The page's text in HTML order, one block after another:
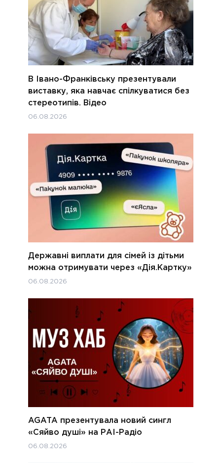
В Івано-Франківську презентували
виставку, яка навчає спілкуватися без
стереотипів. Відео
06.08.2026
Державні виплати для сімей із дітьми
можна отримувати через «Дія.Картку»
06.08.2026
AGATA презентувала новий сингл
«Сяйво душі» на РАІ-Радіо
06.08.2026